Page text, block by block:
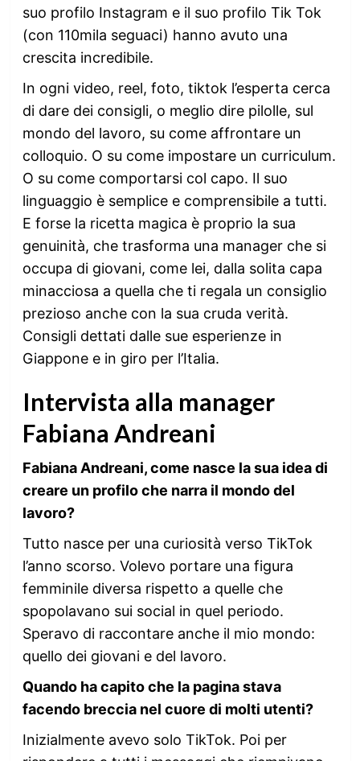
suo profilo Instagram e il suo profilo Tik Tok
(con 110mila seguaci) hanno avuto una
crescita incredibile.
In ogni video, reel, foto, tiktok l’esperta cerca
di dare dei consigli, o meglio dire pilolle, sul
mondo del lavoro, su come affrontare un
colloquio. O su come impostare un curriculum.
O su come comportarsi col capo. Il suo
linguaggio è semplice e comprensibile a tutti.
E forse la ricetta magica è proprio la sua
genuinità, che trasforma una manager che si
occupa di giovani, come lei, dalla solita capa
minacciosa a quella che ti regala un consiglio
prezioso anche con la sua cruda verità.
Consigli dettati dalle sue esperienze in
Giappone e in giro per l’Italia.
Intervista alla manager
Fabiana Andreani
Fabiana Andreani, come nasce la sua idea di
creare un profilo che narra il mondo del
lavoro?
Tutto nasce per una curiosità verso TikTok
l’anno scorso. Volevo portare una figura
femminile diversa rispetto a quelle che
spopolavano sui social in quel periodo.
Speravo di raccontare anche il mio mondo:
quello dei giovani e del lavoro.
Quando ha capito che la pagina stava
facendo breccia nel cuore di molti utenti?
Inizialmente avevo solo TikTok. Poi per